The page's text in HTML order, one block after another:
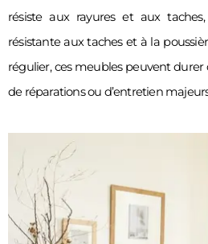
résiste aux rayures et aux
résistante aux taches et à la
régulier, ces meubles peuvent durer
de réparations ou d’entretien